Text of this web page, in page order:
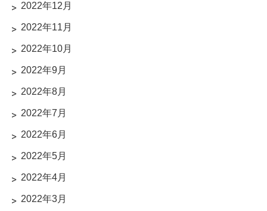
2022年12月
2022年11月
2022年10月
2022年9月
2022年8月
2022年7月
2022年6月
2022年5月
2022年4月
2022年3月